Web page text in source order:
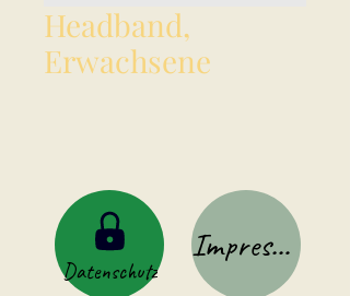
Headband,
Erwachsene
Datenschutz
Impressum